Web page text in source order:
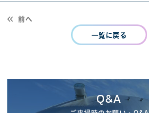
前へ
一覧に戻る
Q&A